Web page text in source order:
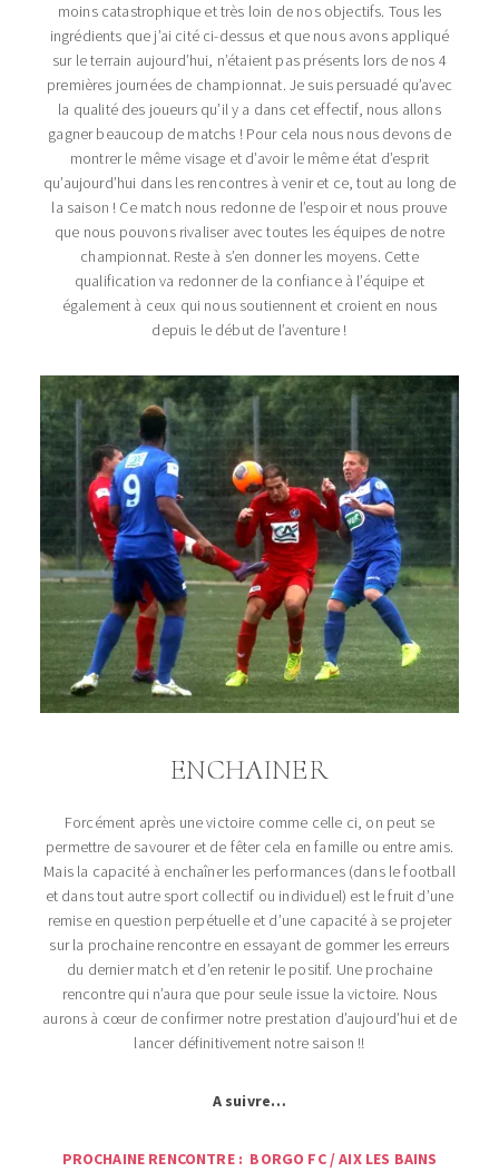
moins catastrophique et très loin de nos objectifs. Tous les
ingrédients que j’ai cité ci-dessus et que nous avons appliqué
sur le terrain aujourd’hui, n’étaient pas présents lors de nos 4
premières journées de championnat. Je suis persuadé qu’avec
la qualité des joueurs qu’il y a dans cet effectif, nous allons
gagner beaucoup de matchs ! Pour cela nous nous devons de
montrer le même visage et d’avoir le même état d’esprit
qu’aujourd’hui dans les rencontres à venir et ce, tout au long de
la saison ! Ce match nous redonne de l’espoir et nous prouve
que nous pouvons rivaliser avec toutes les équipes de notre
championnat. Reste à s’en donner les moyens. Cette
qualification va redonner de la confiance à l’équipe et
également à ceux qui nous soutiennent et croient en nous
depuis le début de l’aventure !
ENCHAINER
Forcément après une victoire comme celle ci, on peut se
permettre de savourer et de fêter cela en famille ou entre amis.
Mais la capacité à enchaîner les performances (dans le football
et dans tout autre sport collectif ou individuel) est le fruit d’une
remise en question perpétuelle et d’une capacité à se projeter
sur la prochaine rencontre en essayant de gommer les erreurs
du dernier match et d’en retenir le positif. Une prochaine
rencontre qui n’aura que pour seule issue la victoire. Nous
aurons à cœur de confirmer notre prestation d’aujourd’hui et de
lancer définitivement notre saison !!
A suivre…
PROCHAINE RENCONTRE : BORGO FC / AIX LES BAINS